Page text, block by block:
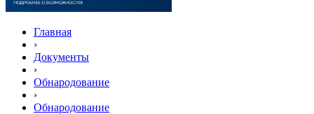
Главная
›
Документы
›
Обнародование
›
Обнародование